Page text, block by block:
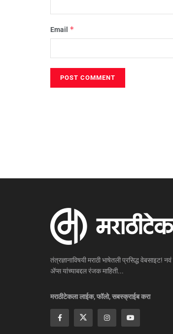
Email *
तंत्रज्ञानाविषयी मराठी भाषेतली प्रसिद्ध वेबसाइट!
ॲप्स यांच्याबद्दल रंजक माहिती...
मराठीटेकला लाईक, फॉलो, सबस्क्राईब करा